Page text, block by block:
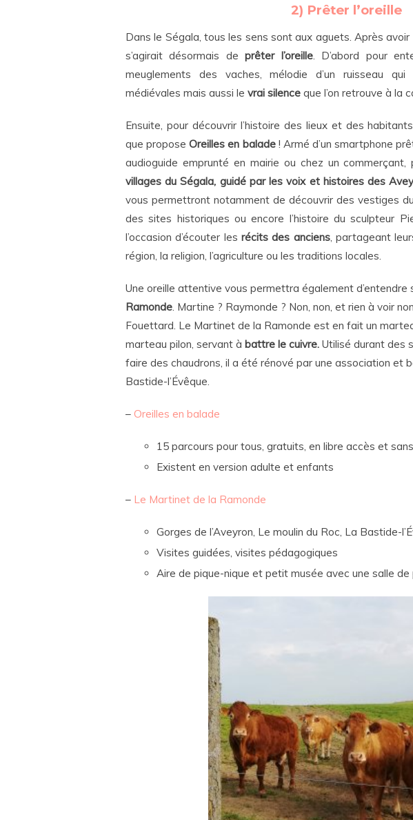
2) Prêter l’oreille
Dans le Ségala, tous les sens sont aux aguets. Après
s’agirait désormais deprêter l’oreille. D’abord pour
meuglements des vaches, mélodie d’un ruisseau qui
médiévales mais aussi le vrai silence que l’on retrouve à la
Ensuite, pour découvrir l’histoire des lieux et des
que proposeOreilles en balade! Armé d’un smartphone
audioguide emprunté en mairie ou chez un
villages du Ségala, guidé par les voix et histoires des
vous permettront notamment de découvrir des vestiges
des sites historiques ou encore l’histoire du sculpteur
l’occasion d’écouter les récits des anciens, partageant
région, la religion, l’agriculture ou les traditions locales.
Une oreille attentive vous permettra également d’entendre
Ramonde. Martine ? Raymonde ? Non, non, et rien à voir
Fouettard. Le Martinet de la Ramonde est en fait un
marteau pilon, servant à battre le cuivre. Utilisé durant des
faire des chaudrons, il a été rénové par une association et
Bastide-l’Évêque.
– Oreilles en balade
15 parcours pour tous, gratuits, en libre accès et
Existent en version adulte et enfants
– Le Martinet de la Ramonde
Gorges de l’Aveyron, Le moulin du Roc, La Bastide-
Visites guidées, visites pédagogiques
Aire de pique-nique et petit musée avec une salle de